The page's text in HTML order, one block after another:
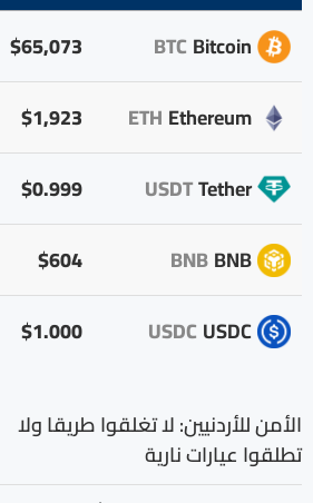
Bitcoin
BTC
$65,073
Ethereum
ETH
$1,923
Tether
USDT
$0.999
BNB
BNB
$604
USDC
USDC
$1.000
الأمن للأردنيين: لا تغلقوا طريقا ولا
تطلقوا عيارات نارية